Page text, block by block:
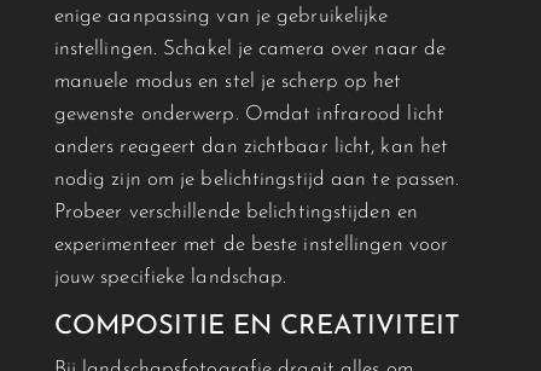
enige aanpassing van je gebruikelijke
instellingen. Schakel je camera over naar de
manuele modus en stel je scherp op het
gewenste onderwerp. Omdat infrarood
licht
anders reageert dan zichtbaar licht, kan het
nodig zijn om je belichtingstijd aan te passen.
Probeer verschillende belichtingstijden en
experimenteer met de beste instellingen voor
jouw specifieke landschap.
COMPOSITIE EN CREATIVITEIT